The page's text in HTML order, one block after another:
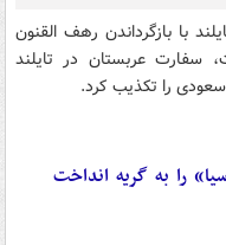
با بازگرداندن رهف القنون
سفارت عربستان در تایلند
را تکذیب کرد.
را به گریه انداخت